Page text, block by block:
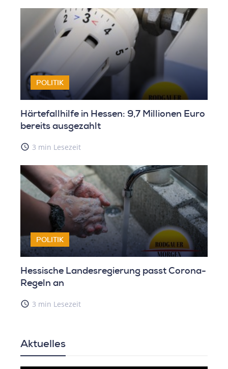
POLITIK
Härtefallhilfe in Hessen: 9,7 Millionen Euro
bereits ausgezahlt
access_time 3 min Lesezeit
POLITIK
Hessische Landesregierung passt Corona-
Regeln an
access_time 3 min Lesezeit
Aktuelles